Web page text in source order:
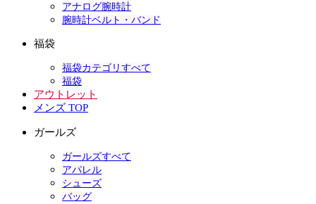
アナログ腕時計
腕時計ベルト・バンド
福袋
福袋カテゴリすべて
福袋
アウトレット
メンズ TOP
ガールズ
ガールズすべて
アパレル
シューズ
バッグ